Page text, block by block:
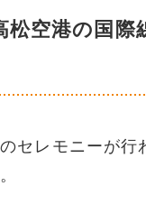
松空港の国
セレモニーが行